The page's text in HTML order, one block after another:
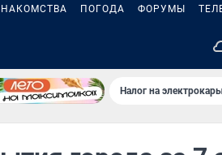
ПОГОДА ФОРУМЫ
Налог на электрокары